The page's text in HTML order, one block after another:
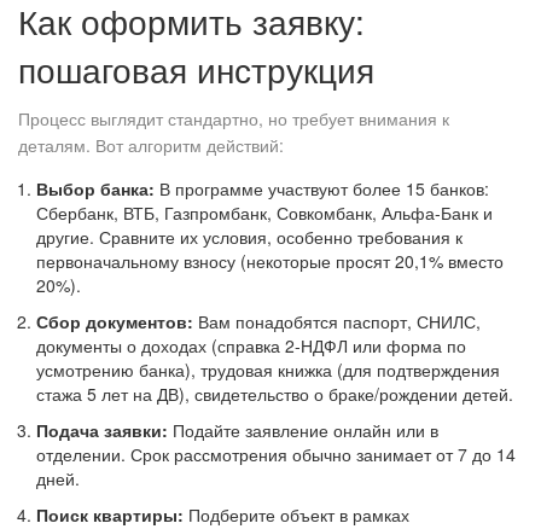
Как оформить заявку:
пошаговая инструкция
Процесс выглядит стандартно, но требует внимания к
деталям. Вот алгоритм действий:
Выбор банка: В программе участвуют более 15 банков:
Сбербанк, ВТБ, Газпромбанк, Совкомбанк, Альфа-Банк и
другие. Сравните их условия, особенно требования к
первоначальному взносу (некоторые просят 20,1% вместо
20%).
Сбор документов: Вам понадобятся паспорт, СНИЛС,
документы о доходах (справка 2-НДФЛ или форма по
усмотрению банка), трудовая книжка (для подтверждения
стажа 5 лет на ДВ), свидетельство о браке/рождении детей.
Подача заявки: Подайте заявление онлайн или в
отделении. Срок рассмотрения обычно занимает от 7 до 14
дней.
Поиск квартиры: Подберите объект в рамках